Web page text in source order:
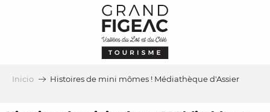
Inicio Histoires de mini mômes ! Médiathèque d'Assier